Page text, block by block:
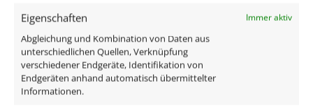
Eigenschaften Immer aktiv
Abgleichung und Kombination von Daten aus
unterschiedlichen Quellen, Verknüpfung
verschiedener Endgeräte, Identifikation von
Endgeräten anhand automatisch übermittelter
Informationen.
90×90×76mm
Lochausschnitt Ø
65–85mm
Spannung (V)